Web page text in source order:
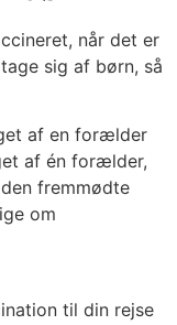
når det er
sig af børn, så
af en forælder
af én forælder,
fremmødte
om